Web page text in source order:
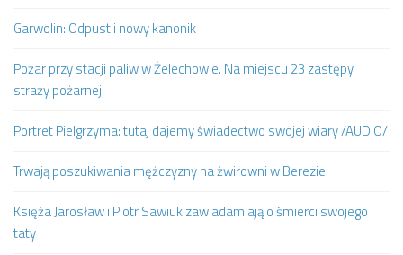
Garwolin: Odpust i nowy kanonik
Pożar przy stacji paliw w Żelechowie. Na miejscu 23 zastępy
straży pożarnej
Portret Pielgrzyma: tutaj dajemy świadectwo swojej wiary /AUDIO/
Trwają poszukiwania mężczyzny na żwirowni w Berezie
Księża Jarosław i Piotr Sawiuk zawiadamiają o śmierci swojego
taty